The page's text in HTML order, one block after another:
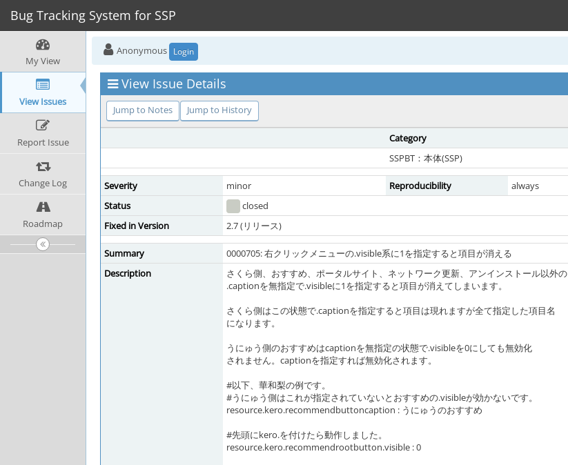
Bug Tracking System for SSP
My View
View Issues
Report Issue
Change Log
Roadmap
Anonymous Login
View Issue Details
Jump to Notes Jump to History
Category
SSPBT：本体(SSP)
Severity minor Reproducibility
always
Status
closed
Fixed in Version
2.7 (リリース)
Summary
0000705: 右クリックメニューの.visible系に1を指定すると項目が消える
Description
さくら側、おすすめ、ポータルサイト、ネットワーク更新、アンインストール以外の
.captionを無指定で.visibleに1を指定すると項目が消えてしまいます。
さくら側はこの状態で.captionを指定すると項目は現れますが全て指定した項目名
になります。
うにゅう側のおすすめはcaptionを無指定の状態で.visibleを0にしても無効化
されません。captionを指定すれば無効化されます。
#以下、華和梨の例です。
#うにゅう側はこれが指定されていないとおすすめの.visibleが効かないです。
resource.kero.recommendbuttoncaption : うにゅうのおすすめ
#先頭にkero.を付けたら動作しました。
resource.kero.recommendrootbutton.visible : 0